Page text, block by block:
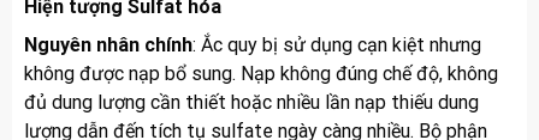
Hiện tượng Sulfat hóa
Nguyên nhân chính: Ắc quy bị sử dụng cạn kiệt nhưng
không được nạp bổ sung. Nạp không đúng chế độ, không
đủ dung lượng cần thiết hoặc nhiều lần nạp thiếu dung
lượng dẫn đến tích tụ sulfate ngày càng nhiều. Bộ phận